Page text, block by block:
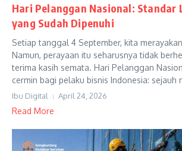
Hari Pelanggan Nasional: Standar
yang Sudah Dipenuhi
Setiap tanggal 4 September, kita
Namun, perayaan itu seharusnya tidak
terima kasih semata. Hari Pelanggan
cermin bagi pelaku bisnis Indonesia: sejauh
Ibu Digital April 24, 2026
Read More